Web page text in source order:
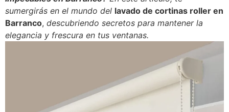
sumergirás en el mundo del lavado de cortinas roller en
Barranco, descubriendo secretos para mantener la
elegancia y frescura en tus ventanas.